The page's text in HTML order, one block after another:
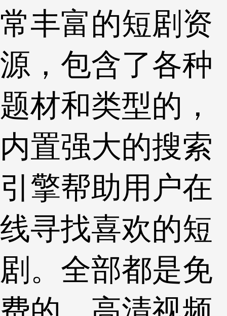
常丰富的短剧资
源，包含了各种
题材和类型的，
内置强大的搜索
引擎帮助用户在
线寻找喜欢的短
剧。全部都是免